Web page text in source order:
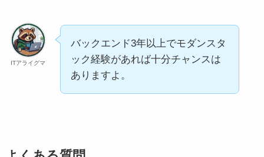
ITアライグマ
バックエンド3年以上でモダンスタ
ック経験があれば十分チャンスは
ありますよ。